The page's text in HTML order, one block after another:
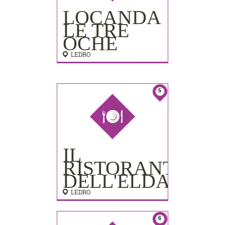
LOCANDA
LE TRE
OCHE
LEDRO
5
IL
RISTORANTE
DELL'ELDA
LEDRO
6